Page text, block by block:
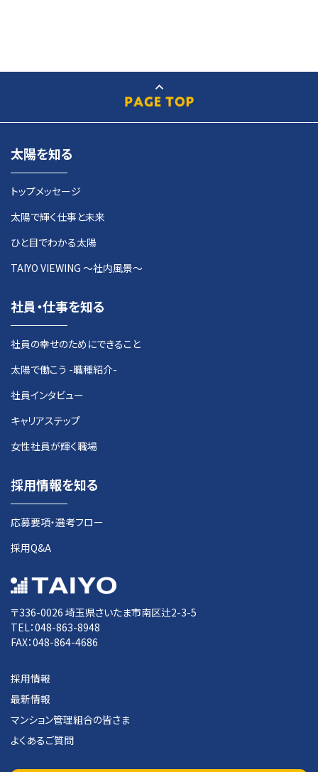
太陽を知る
トップメッセージ
太陽で輝く仕事と未来
ひと目でわかる太陽
TAIYO VIEWING 〜社内風景〜
社員・仕事を知る
社員の幸せのためにできること
太陽で働こう -職種紹介-
社員インタビュー
キャリアステップ
女性社員が輝く職場
採用情報を知る
応募要項・選考フロー
採用Q&A
〒336-0026 埼玉県さいたま市南区辻2-3-5
TEL：048-863-8948
FAX：048-864-4686
採用情報
最新情報
マンション管理組合の皆さま
よくあるご質問